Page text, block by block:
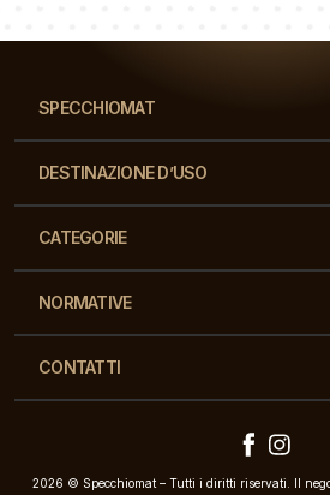
SPECCHIOMAT
DESTINAZIONE D’USO
CATEGORIE
NORMATIVE
CONTATTI
2026 © Specchiomat – Tutti i diritti riservati. Il